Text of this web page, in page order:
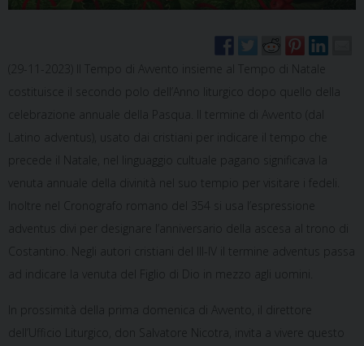
(29-11-2023) Il Tempo di Avvento insieme al Tempo di Natale
costituisce il secondo polo dell’Anno liturgico dopo quello della
celebrazione annuale della Pasqua. Il termine di Avvento (dal
Latino adventus), usato dai cristiani per indicare il tempo che
precede il Natale, nel linguaggio cultuale pagano significava la
venuta annuale della divinità nel suo tempio per visitare i fedeli.
Inoltre nel Cronografo romano del 354 si usa l’espressione
adventus divi per designare l’anniversario della ascesa al trono di
Costantino. Negli autori cristiani del III-IV il termine adventus passa
ad indicare la venuta del Figlio di Dio in mezzo agli uomini.
In prossimità della prima domenica di Avvento, il direttore
dell’Ufficio Liturgico, don Salvatore Nicotra, invita a vivere questo